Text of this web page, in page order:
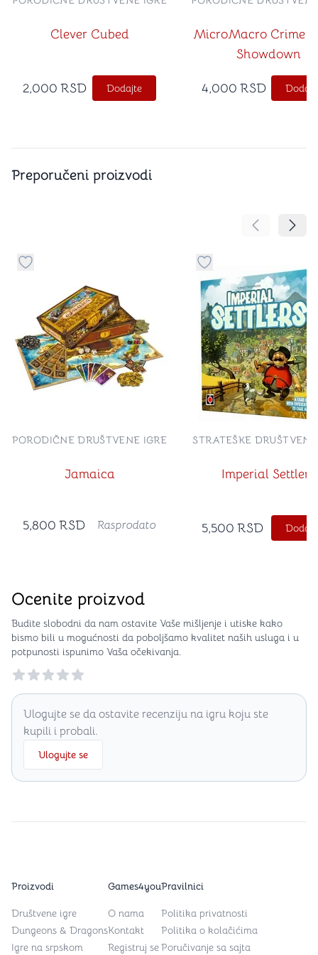
Clever Cubed
2,000 RSD Dodajte
MicroMacro Crime
Showdown
4,000 RSD
Preporučeni proizvodi
Pomeranje
Dugme za dodavanje stvari u kategoriju omiljeno
Jamaica
PORODIČNE DRUŠTVENE IGRE
5,800 RSD Rasprodato
Dugme za dodavanje
Imperial Settlers
STRATEŠKE
5,500 RSD
Ocenite proizvod
Budite slobodni da nam ostavite Vaše mišljenje i utiske kako
bismo bili u mogućnosti da poboljšamo kvalitet naših usluga i u
potpunosti ispunimo Vaša očekivanja.
Reviews
Ulogujte se da ostavite recenziju na igru koju ste
kupili i probali.
Ulogujte se
Proizvodi
Društvene igre
Dungeons & Dragons
Igre na srpskom
Games4you
O nama
Kontakt
Registruj se
Pravilnici
Politika privatnosti
Politika o kolačićima
Poručivanje sa sajta